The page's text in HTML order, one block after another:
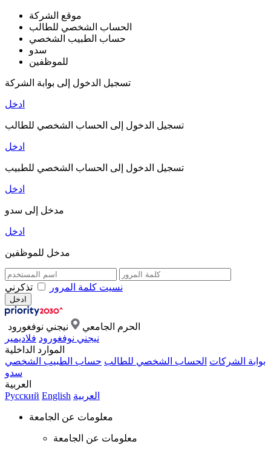
موقع الشركة
الحساب الشخصي للطالب
حساب الطبيب الشخصي
سدو
للموظفين
تسجيل الدخول إلى بوابة الشركة
ادخل
تسجيل الدخول إلى الحساب الشخصي للطالب
ادخل
تسجيل الدخول إلى الحساب الشخصي للطبيب
ادخل
مدخل إلى سدو
ادخل
مدخل للموظفين
نسيت كلمة المرور تذكرني
الحرم الجامعي
نيجني نوفغورود
نيجني نوفغورود فلاديمير
الموارد الداخلية
بوابة الشركات الحساب الشخصي للطالب حساب الطبيب الشخصي
سدو
العربية
Русский English العربية
معلومات عن الجامعة
معلومات عن الجامعة